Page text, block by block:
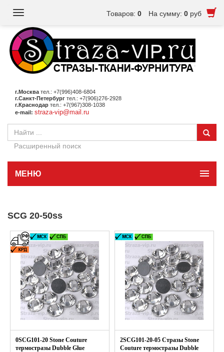
Товаров: 0 На сумму: 0 руб
Toggle
г.Москва тел.: +7(996)408-6804
г.Санкт-Петербург тел.: +7(906)276-2928
г.Краснодар тел.: +7(967)308-1038
e-mail: straza-vip@mail.ru
Расширенный поиск
МЕНЮ
SCG 20-50ss
0SCG101-20 Stone Couture
термостразы Dubble Glue
2SCG101-20-05 Стразы Stone
Couture термостразы Dubble